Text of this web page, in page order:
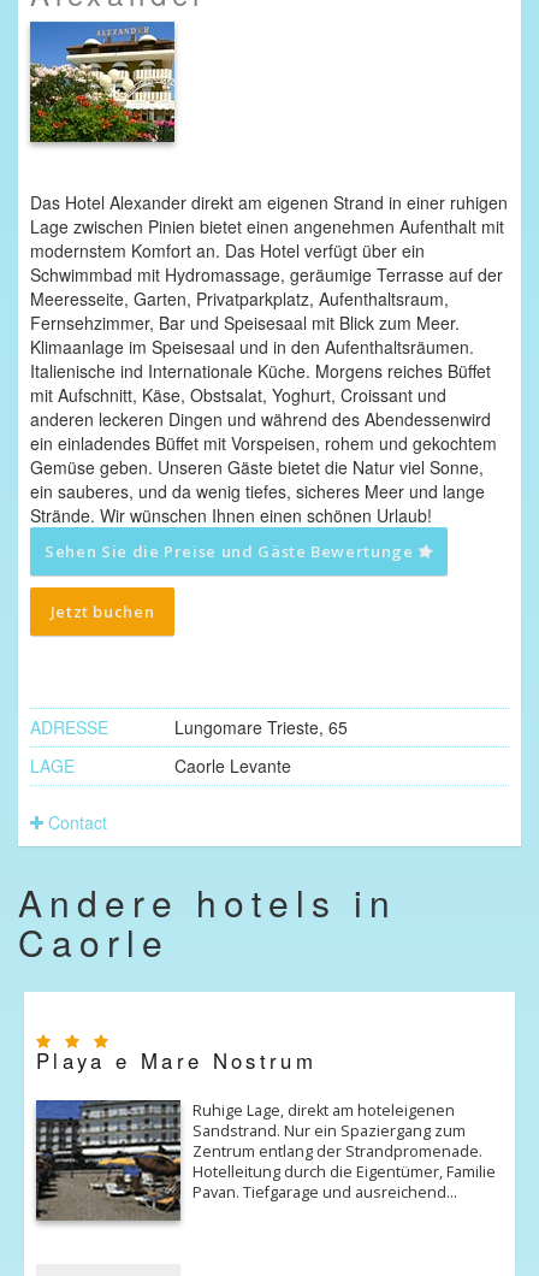
Das Hotel Alexander direkt am eigenen Strand in einer ruhigen
Lage zwischen Pinien bietet einen angenehmen Aufenthalt mit
modernstem Komfort an. Das Hotel verfügt über ein
Schwimmbad mit Hydromassage, geräumige Terrasse auf der
Meeresseite, Garten, Privatparkplatz, Aufenthaltsraum,
Fernsehzimmer, Bar und Speisesaal mit Blick zum Meer.
Klimaanlage im Speisesaal und in den Aufenthaltsräumen.
Italienische ind Internationale Küche. Morgens reiches Büffet
mit Aufschnitt, Käse, Obstsalat, Yoghurt, Croissant und
anderen leckeren Dingen und während des Abendessenwird
ein einladendes Büffet mit Vorspeisen, rohem und gekochtem
Gemüse geben. Unseren Gäste bietet die Natur viel Sonne,
ein sauberes, und da wenig tiefes, sicheres Meer und lange
Strände. Wir wünschen Ihnen einen schönen Urlaub!
Sehen Sie die Preise und Gäste Bewertunge
Jetzt buchen
ADRESSE
Lungomare Trieste, 65
LAGE
Caorle Levante
Contact
Andere hotels in
Caorle
Playa e Mare Nostrum
Ruhige Lage, direkt am hoteleigenen
Sandstrand. Nur ein Spaziergang zum
Zentrum entlang der Strandpromenade.
Hotelleitung durch die Eigentümer, Familie
Pavan. Tiefgarage und ausreichend…